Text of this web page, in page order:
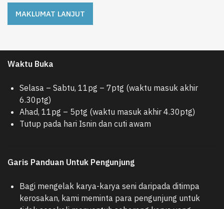
MAKLUMAT LANJUT
Waktu Buka
Selasa – Sabtu, 11pg – 7ptg (waktu masuk akhir
6.30ptg)
Ahad, 11pg – 5ptg (waktu masuk akhir 4.30ptg)
Tutup pada hari Isnin dan cuti awam
Garis Panduan Untuk Pengunjung
Bagi mengelak karya-karya seni daripada ditimpa
kerosakan, kami meminta para pengunjung untuk